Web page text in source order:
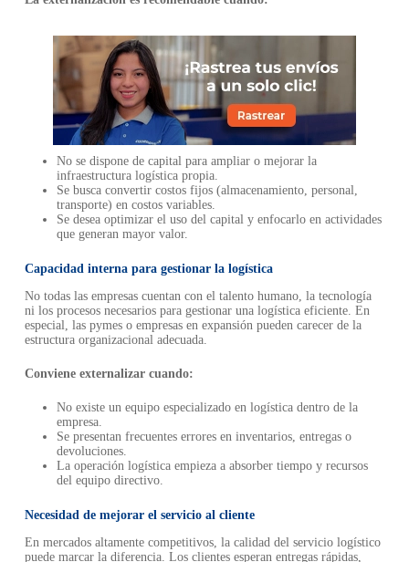
No se dispone de capital para ampliar o mejorar la
infraestructura logística propia.
Se busca convertir costos fijos (almacenamiento, personal,
transporte) en costos variables.
Se desea optimizar el uso del capital y enfocarlo en actividades
que generan mayor valor.
Capacidad interna para gestionar la logística
No todas las empresas cuentan con el talento humano, la tecnología
ni los procesos necesarios para gestionar una logística eficiente. En
especial, las pymes o empresas en expansión pueden carecer de la
estructura organizacional adecuada.
Conviene externalizar cuando:
No existe un equipo especializado en logística dentro de la
empresa.
Se presentan frecuentes errores en inventarios, entregas o
devoluciones.
La operación logística empieza a absorber tiempo y recursos
del equipo directivo.
Necesidad de mejorar el servicio al cliente
En mercados altamente competitivos, la calidad del servicio logístico
puede marcar la diferencia. Los clientes esperan entregas rápidas,